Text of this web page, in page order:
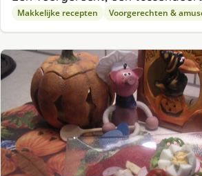
Makkelijke recepten Voorgerechten &